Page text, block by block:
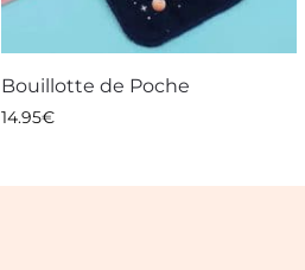
Bouillotte de Poche
14.95€